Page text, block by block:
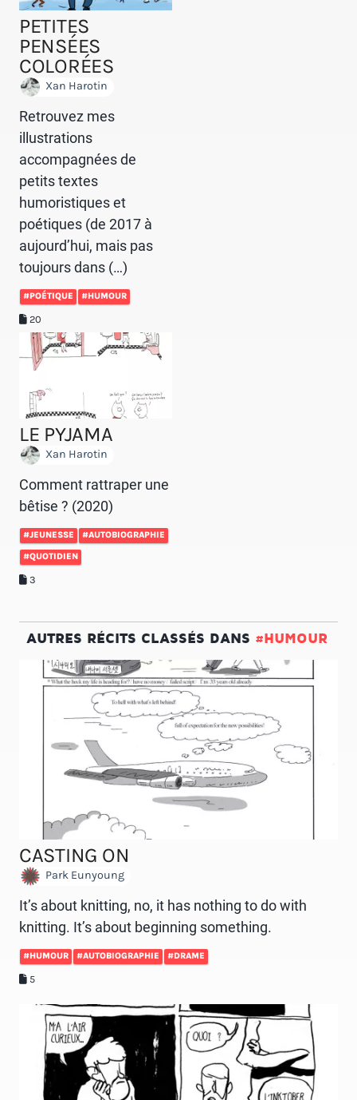
PETITES
PENSÉES
COLORÉES
Xan Harotin
Retrouvez mes
illustrations
accompagnées de
petits textes
humoristiques et
poétiques (de 2017 à
aujourd’hui, mais pas
toujours dans (…)
#POÉTIQUE #HUMOUR
20
LE PYJAMA
Xan Harotin
Comment rattraper une
bêtise ? (2020)
#JEUNESSE #AUTOBIOGRAPHIE
#QUOTIDIEN
3
AUTRES RÉCITS CLASSÉS DANS #HUMOUR
CASTING ON
Park Eunyoung
It’s about knitting, no, it has nothing to do with
knitting. It’s about beginning something.
#HUMOUR #AUTOBIOGRAPHIE #DRAME
5